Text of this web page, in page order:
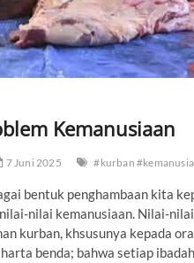
Kemanusiaan
7 Juni 2025 #kurban
bentuk penghambaan kita
nilai kemanusiaan. Nilai-
kurban, khsusunya kepada
benda; bahwa setiap